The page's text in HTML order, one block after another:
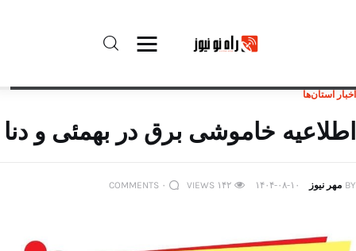
ارتباط با راه‌ نو نیوز
حفظ حریم شخصی
اخبار استان‌ها
اطلاعیه خاموشی برق در بهمئی و دنا
BY مهر نیوز ۱۴۰۴-۰۸-۱۰ ۱۴۲ VIEWS ۰ COMMENTS